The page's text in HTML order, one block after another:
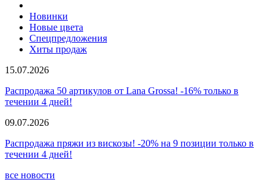
Новинки
Новые цвета
Спецпредложения
Хиты продаж
15.07.2026
Распродажа 50 артикулов от Lana Grossa! -16% только в
течении 4 дней!
09.07.2026
Распродажа пряжи из вискозы! -20% на 9 позиции только в
течении 4 дней!
все новости